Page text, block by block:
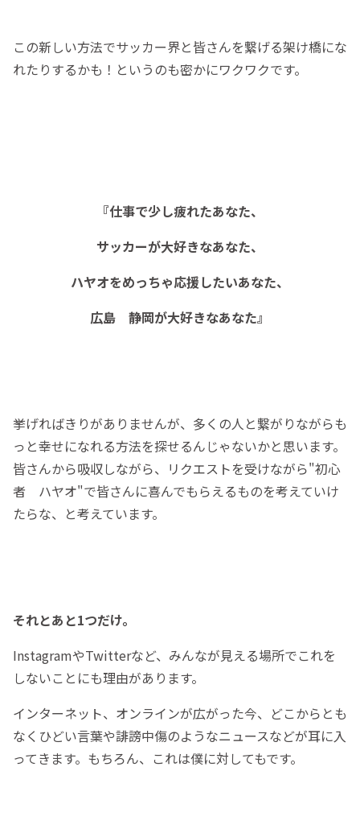
この新しい方法でサッカー界と皆さんを繋げる架け橋にな
れたりするかも！というのも密かにワクワクです。
『仕事で少し疲れたあなた、
サッカーが大好きなあなた、
ハヤオをめっちゃ応援したいあなた、
広島 静岡が大好きなあなた』
挙げればきりがありませんが、多くの人と繋がりながらも
っと幸せになれる方法を探せるんじゃないかと思います。
皆さんから吸収しながら、リクエストを受けながら"初心
者 ハヤオ"で皆さんに喜んでもらえるものを考えていけ
たらな、と考えています。
それとあと1つだけ。
InstagramやTwitterなど、みんなが見える場所でこれを
しないことにも理由があります。
インターネット、オンラインが広がった今、どこからとも
なくひどい言葉や誹謗中傷のようなニュースなどが耳に入
ってきます。もちろん、これは僕に対してもです。